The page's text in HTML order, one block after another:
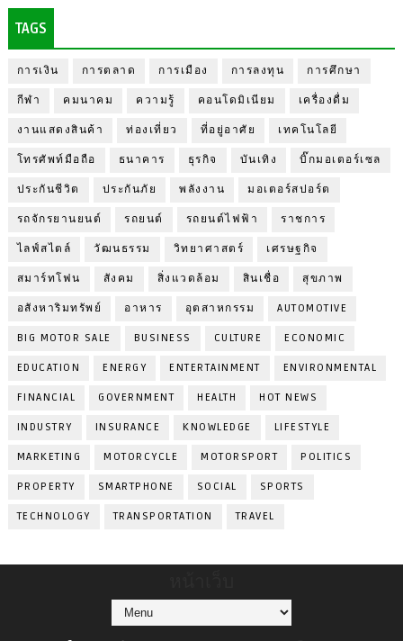
TAGS
การเงิน การตลาด การเมือง การลงทุน การศึกษา
กีฬา คมนาคม ความรู้ คอนโดมิเนียม เครื่องดื่ม
งานแสดงสินค้า ท่องเที่ยว ที่อยู่อาศัย เทคโนโลยี
โทรศัพท์มือถือ ธนาคาร ธุรกิจ บันเทิง บิ๊กมอเตอร์เซล
ประกันชีวิต ประกันภัย พลังงาน มอเตอร์สปอร์ต
รถจักรยานยนต์ รถยนต์ รถยนต์ไฟฟ้า ราชการ
ไลฟ์สไตล์ วัฒนธรรม วิทยาศาสตร์ เศรษฐกิจ
สมาร์ทโฟน สังคม สิ่งแวดล้อม สินเชื่อ สุขภาพ
อสังหาริมทรัพย์ อาหาร อุตสาหกรรม AUTOMOTIVE
BIG MOTOR SALE BUSINESS CULTURE ECONOMIC
EDUCATION ENERGY ENTERTAINMENT ENVIRONMENTAL
FINANCIAL GOVERNMENT HEALTH HOT NEWS
INDUSTRY INSURANCE KNOWLEDGE LIFESTYLE
MARKETING MOTORCYCLE MOTORSPORT POLITICS
PROPERTY SMARTPHONE SOCIAL SPORTS
TECHNOLOGY TRANSPORTATION TRAVEL